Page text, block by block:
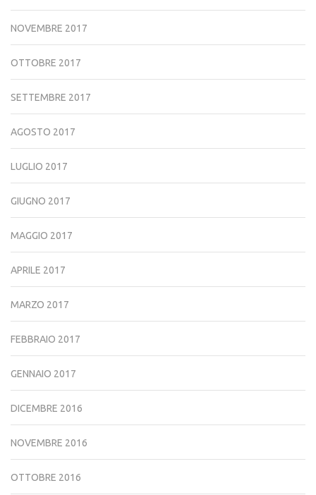
NOVEMBRE 2017
OTTOBRE 2017
SETTEMBRE 2017
AGOSTO 2017
LUGLIO 2017
GIUGNO 2017
MAGGIO 2017
APRILE 2017
MARZO 2017
FEBBRAIO 2017
GENNAIO 2017
DICEMBRE 2016
NOVEMBRE 2016
OTTOBRE 2016